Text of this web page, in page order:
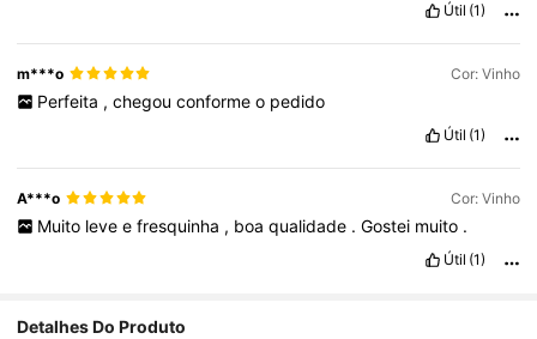
Útil (1)
m***o Cor: Vinho
Perfeita , chegou conforme o pedido
Útil (1)
A***o Cor: Vinho
Muito leve e fresquinha , boa qualidade . Gostei muito .
Útil (1)
Detalhes Do Produto
4,85 8.3K Seguidores